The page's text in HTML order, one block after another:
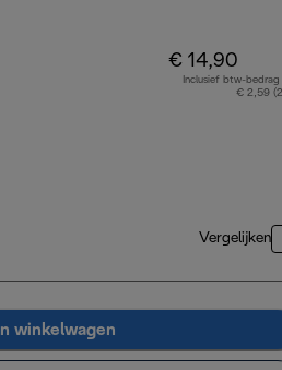
€ 14,90
Inclusief btw-bedrag
€ 2,59
Vergelijken
In winkelwagen